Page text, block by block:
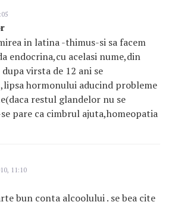
in latina -thimus-si sa facem
endocrina,cu acelasi nume,din
virsta de 12 ani se
hormonului aducind probleme
restul glandelor nu se
pare ca cimbrul ajuta,homeopatia
11:10
bun conta alcoolului . se bea cite